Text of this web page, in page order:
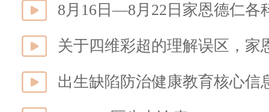
8月16日—8月22日家恩德仁各
关于四维彩超的理解误区，家
出生缺陷防治健康教育核心信